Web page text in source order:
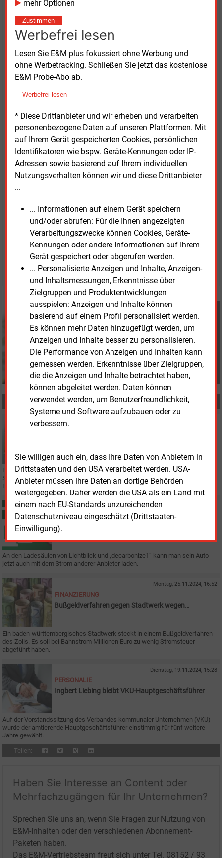
mehr Optionen
Zustimmen
Werbefrei lesen
Lesen Sie E&M plus fokussiert ohne Werbung und
ohne Werbetracking. Schließen Sie jetzt das kostenlose
E&M Probe-Abo ab.
Werbefrei lesen
* Diese Drittanbieter und wir erheben und verarbeiten
personenbezogene Daten auf unseren Plattformen. Mit
auf Ihrem Gerät gespeicherten Cookies, persönlichen
Identifikatoren wie bspw. Geräte-Kennungen oder IP-
Adressen sowie basierend auf Ihrem individuellen
Nutzungsverhalten können wir und diese Drittanbieter
...
... Informationen auf einem Gerät speichern
und/oder abrufen: Für die Ihnen angezeigten
Verarbeitungszwecke können Cookies, Geräte-
Kennungen oder andere Informationen auf Ihrem
Gerät gespeichert oder abgerufen werden.
... Personalisierte Anzeigen und Inhalte, Anzeigen-
und Inhaltsmessungen, Erkenntnisse über
Zielgruppen und Produktentwicklungen
ausspielen: Anzeigen und Inhalte können
basierend auf einem Profil personalisiert werden.
Es können mehr Daten hinzugefügt werden, um
Anzeigen und Inhalte besser zu personalisieren.
Die Performance von Anzeigen und Inhalten kann
gemessen werden. Erkenntnisse über Zielgruppen,
die die Anzeigen und Inhalte betrachtet haben,
können abgeleitet werden. Daten können
verwendet werden, um Benutzerfreundlichkeit,
Systeme und Software aufzubauen oder zu
verbessern.
Sie willigen auch ein, dass Ihre Daten von Anbietern in
Drittstaaten und den USA verarbeitet werden. USA-
Anbieter müssen ihre Daten an dortige Behörden
weitergegeben. Daher werden die USA als ein Land mit
einem nach EU-Standards unzureichenden
Datenschutzniveau eingeschätzt (Drittstaaten-
Einwilligung).
Nachhaltigkeitsverordnung (BioSt-NachV) seien
bereits umfassende Nachhaltigkeits- und
Treibhausgasvorgaben verankert, die von den
Strom als erneuerbar gilt. „Es ist unverständlich, dass
diese aufwändigen Nachweise im Stromsteuerrecht
keine Berücksichtigung finden“, so Rostek.
den Einsatz von Bundestagsabgeordneten sei eine
dauerhafte Senkung der Stromsteuer für
Unternehmen des produzierenden Gewerbes sowie
der Land- und Forstwirtschaft erreicht worden − sie
wurde von 20,50 Euro/MWh auf 50 Cent/MWh
gesenkt. „Trotz der zusätzlichen bürokratischen
des HBB.
Freitag, 18.10.2024, 12:56 Uhr
Davina Spohn
© 2026 Energie & Management GmbH
Davina Spohn
+49 (0) 8152 9311 18
d.spohn@energie-und-
management.de
MEHR ZUM THEMA
Bioenergieverbände fordern kurzfristige EEG-Anpassung und schlagen ein
Strommengenmodell zur Flexibilisierung und wirtschaftlichen Integration von
Biogasanlagen vor.
Dienstag, 26.11.2024, 11:18
ELEKTROFAHRZEUGE
Wettbewerb an der Ladesäule
An den Ladesäulen von Lichtblick und „decarbonize1“ kann man sein Auto
jetzt auch mit dem Strom anderer Anbieter laden.
Montag, 25.11.2024, 16:52
FINANZIERUNG
Bußgeldverfahren gegen Stadtwerk wegen
Ein baden-württembergisches Stadtwerk steckt in einem Bußgeldverfahren
des Zolls. Es soll bei Bahnstrom Millionen Euro zu wenig Stromsteuer
abgeführt haben.
Dienstag, 19.11.2024, 15:28
PERSONALIE
Ingbert Liebing bleibt VKU-Hauptgeschäftsführer
Auf der Vorstandssitzung des Verbandes kommunaler Unternehmen (VKU)
wurde der amtierende Hauptgeschäftsführer einstimmig für fünf weitere
Jahre gewählt.
Teilen:
Haben Sie Interesse an Content oder
Mehrfachzugängen für Ihr Unternehmen?
Sprechen Sie uns an, wenn Sie Fragen zur Nutzung von
E&M-Inhalten oder den verschiedenen Abonnement-
Paketen haben.
Das E&M-Vertriebsteam freut sich unter Tel. 08152 / 93